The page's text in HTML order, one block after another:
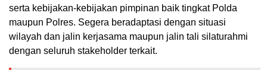
serta kebijakan-kebijakan pimpinan baik tingkat Polda
maupun Polres. Segera beradaptasi dengan situasi
wilayah dan jalin kerjasama maupun jalin tali silaturahmi
dengan seluruh stakeholder terkait.